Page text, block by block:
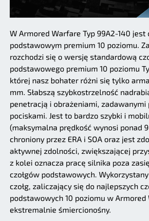
W Armored Warfare Typ 99A2-140 jest
podstawowym premium 10 poziomu.
rozchodzi się o wersję standardową
podstawowego premium 10 poziomu
której nasz bohater różni się tylko
mm. Słabszą szybkostrzelność
penetracją i obrażeniami, zadawanymi
pociskami. Jest to bardzo szybki i
(maksymalna prędkość wynosi ponad
chroniony przez ERA i SOA oraz jest
aktywnej zdolności, zwiększającej
z kolei oznacza pracę silnika poza
czołgów podstawowych.
czołg, zaliczający się do najlepszych
podstawowych 10 poziomu w
ekstremalnie śmiercionośny.